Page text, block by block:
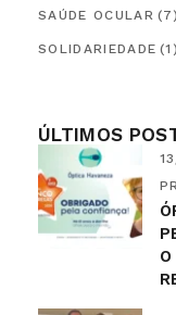
SAÚDE OCULAR (7)
SOLIDARIEDADE (1)
ÚLTIMOS